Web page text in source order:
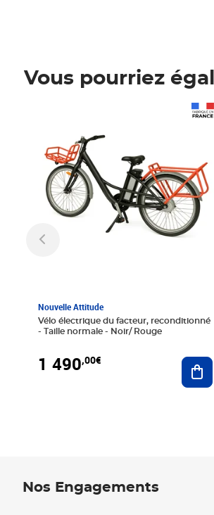
Vous pourriez
Nouvelle Attitude
Vélo électrique du facteur, reconditionné
- Taille normale - Noir/ Rouge
1 490,00€
Nos Engagements